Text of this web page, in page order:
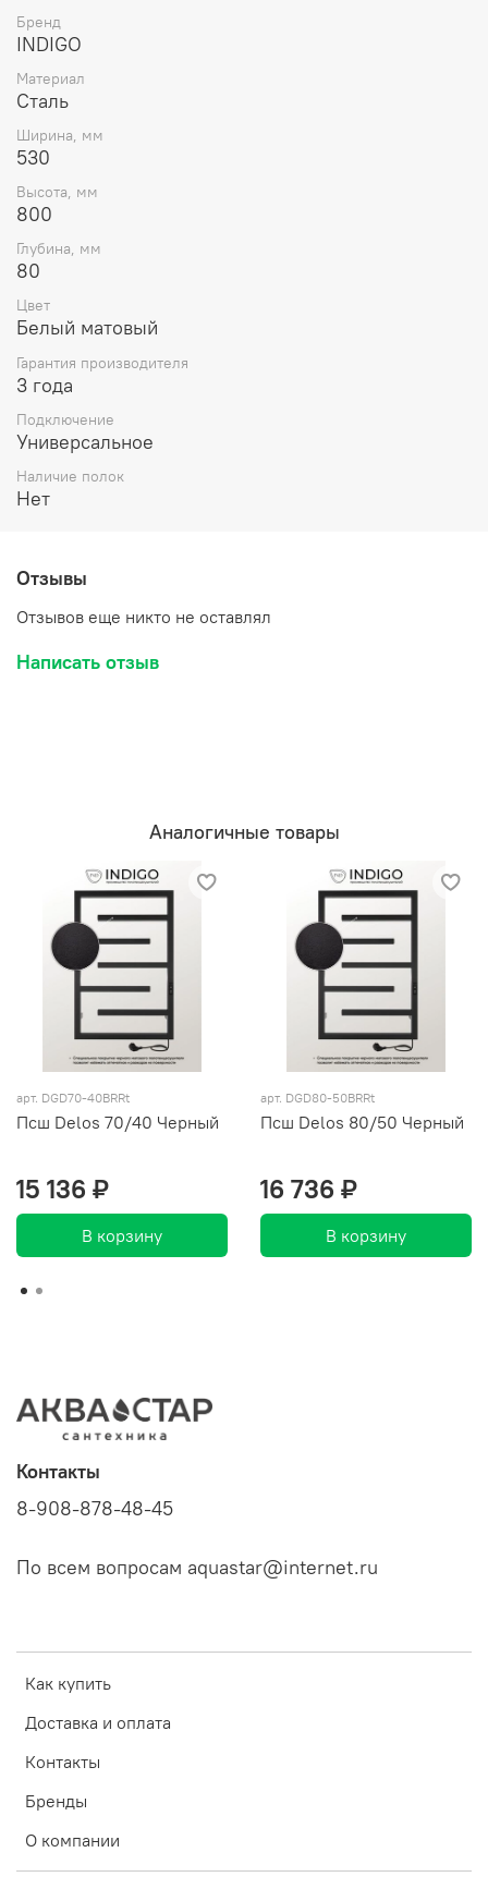
Бренд
INDIGO
Материал
Сталь
Ширина, мм
530
Высота, мм
800
Глубина, мм
80
Цвет
Белый матовый
Гарантия производителя
3 года
Подключение
Универсальное
Наличие полок
Нет
Отзывы
Отзывов еще никто не оставлял
Написать отзыв
Аналогичные товары
арт. DGD70-40BRRt
Псш Delos 70/40 Черный
15 136 ₽
В корзину
арт. DGD80-50BRRt
Псш Delos 80/50 Черный
16 736 ₽
В корзину
Как купить
Доставка и оплата
Контакты
Бренды
О компании
Контакты
8-908-878-48-45
По всем вопросам aquastar@internet.ru